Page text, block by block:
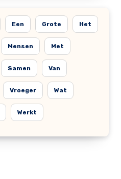
Een Grote Het
Mensen Met
Samen Van
Vroeger Wat
Werkt